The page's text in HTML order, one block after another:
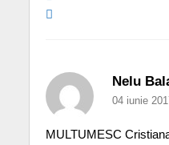
Nelu
04 iunie
MULTUMESC